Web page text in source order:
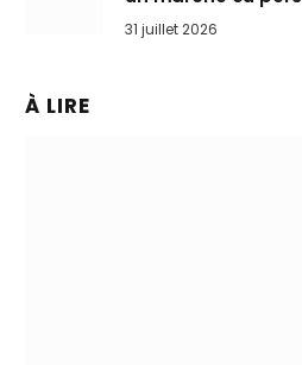
31 juillet 2026
À LIRE